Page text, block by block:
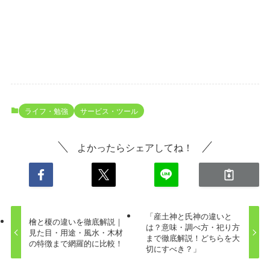
ライフ・勉強 サービス・ツール
よかったらシェアしてね！
檜と榎の違いを徹底解説｜
見た目・用途・風水・木材
の特徴まで網羅的に比較！
「産土神と氏神の違いと
は？意味・調べ方・祀り方
まで徹底解説！どちらを大
切にすべき？」